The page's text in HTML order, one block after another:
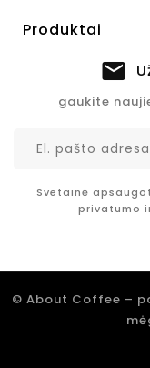
Produktai
gaukite
Svetainė
privatumo
© About Coffee –